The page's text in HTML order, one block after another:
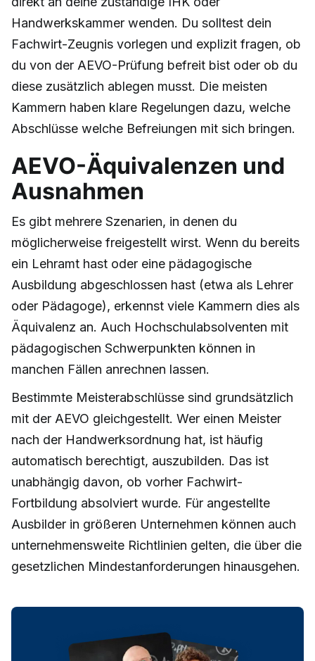
Handwerkskammer wenden. Du solltest dein
Fachwirt-Zeugnis vorlegen und explizit fragen, ob
du von der AEVO-Prüfung befreit bist oder ob du
diese zusätzlich ablegen musst. Die meisten
Kammern haben klare Regelungen dazu, welche
Abschlüsse welche Befreiungen mit sich bringen.
AEVO-Äquivalenzen und
Ausnahmen
Es gibt mehrere Szenarien, in denen du
möglicherweise freigestellt wirst. Wenn du bereits
ein Lehramt hast oder eine pädagogische
Ausbildung abgeschlossen hast (etwa als Lehrer
oder Pädagoge), erkennst viele Kammern dies als
Äquivalenz an. Auch Hochschulabsolventen mit
pädagogischen Schwerpunkten können in
manchen Fällen anrechnen lassen.
Bestimmte Meisterabschlüsse sind grundsätzlich
mit der AEVO gleichgestellt. Wer einen Meister
nach der Handwerksordnung hat, ist häufig
automatisch berechtigt, auszubilden. Das ist
unabhängig davon, ob vorher Fachwirt-
Fortbildung absolviert wurde. Für angestellte
Ausbilder in größeren Unternehmen können auch
unternehmensweite Richtlinien gelten, die über die
gesetzlichen Mindestanforderungen hinausgehen.